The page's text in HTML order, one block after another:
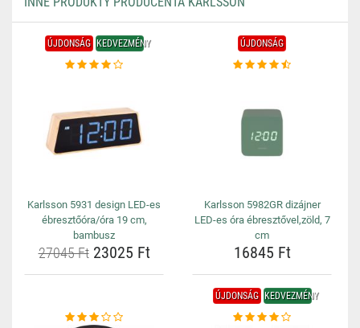
ÚJDONSÁG KEDVEZMÉNY
Karlsson 5931 design LED-es
ébresztőóra/óra 19 cm,
bambusz
27045 Ft23025 Ft
ÚJDONSÁG
Karlsson 5982GR dizájner
LED-es óra ébresztővel,zöld, 7
cm
16845 Ft
ÚJDONSÁG KEDVEZMÉNY